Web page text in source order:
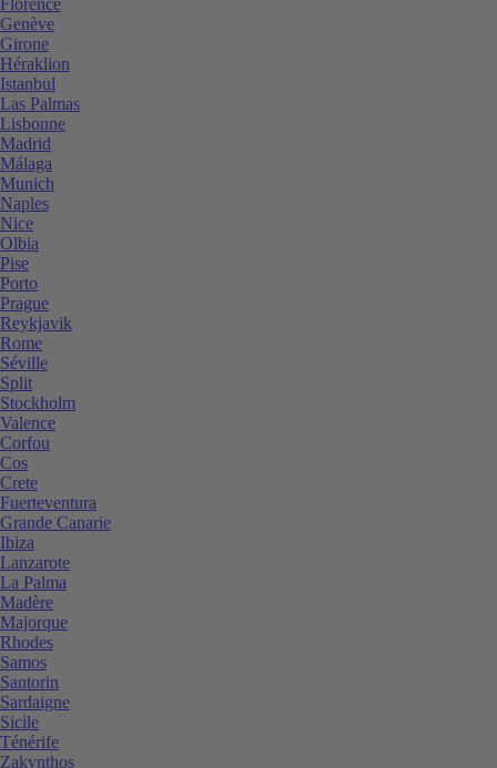
Genève
Girone
Héraklion
Istanbul
Las Palmas
Lisbonne
Madrid
Málaga
Munich
Naples
Nice
Olbia
Pise
Porto
Prague
Reykjavik
Rome
Séville
Split
Stockholm
Valence
Corfou
Cos
Crete
Fuerteventura
Grande Canarie
Ibiza
Lanzarote
La Palma
Madère
Majorque
Rhodes
Samos
Santorin
Sardaigne
Sicile
Ténérife
Zakynthos